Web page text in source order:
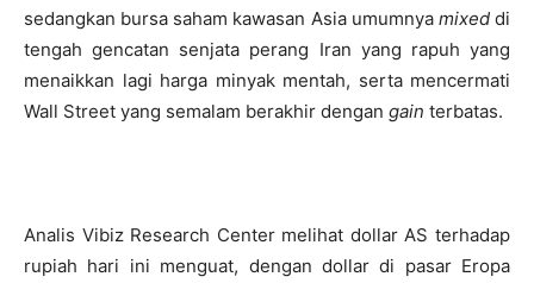
sedangkan bursa saham kawasan Asia umumnya mixeddi
tengah gencatan senjata perang Iran yang rapuh yang
menaikkan lagi harga minyak mentah, serta mencermati
Wall Street yang semalam berakhir dengan gain terbatas.
Analis Vibiz Research Center melihat dollar AS terhadap
rupiah hari ini menguat, dengan dollar di pasar Eropa